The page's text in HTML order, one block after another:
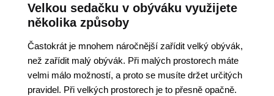
Velkou sedačku v obýváku využijete
několika způsoby
Častokrát je mnohem náročnější zařídit velký obývák,
než zařídit malý obývák. Při malých prostorech máte
velmi málo možností, a proto se musíte držet určitých
pravidel. Při velkých prostorech je to přesně opačně.